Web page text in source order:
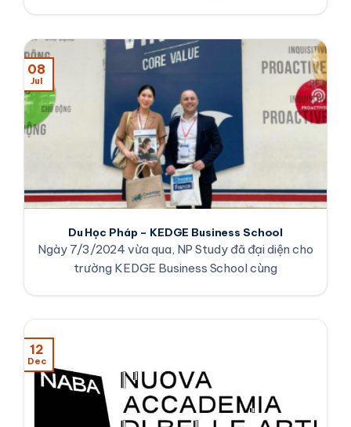
Du Học Pháp – KEDGE Business School
Ngày 7/3/2024 vừa qua, NP Study đã đại diện cho
trường KEDGE Business School cùng
08
Jul
12
Dec